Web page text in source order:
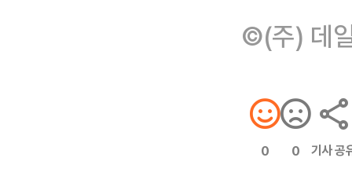
©(주) 데
0 0 기사 공